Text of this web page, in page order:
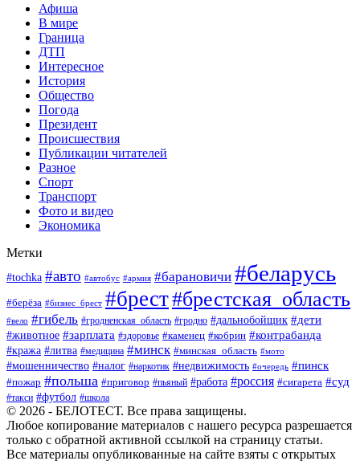
Афиша
В мире
Граница
ДТП
Интересное
История
Общество
Погода
Президент
Происшествия
Публикации читателей
Разное
Спорт
Транспорт
Фото и видео
Экономика
Метки
#tochka #авто #автобус #армия #барановичи #беларусь
#берёза #бизнес_брест #брест#брестская_область
#вело #гибель #гродненская_область #гродно #дальнобойщик #дети
#животное #зарплата #здоровье #каменец #кобрин #контрабанда
#кража #литва #медицина #минск #минская_область #мото
#мошенничество #налог #наркотик #недвижимость #очередь #пинск
#пожар #польша #приговор #пьяный #работа #россия #сигарета #суд
#такси #футбол #школа
© 2026 - БЕЛОТЕСТ. Все права защищены.
Любое копирование материалов с нашего ресурса разрешается
только с обратной активной ссылкой на страницу статьи.
Все материалы опубликованные на сайте взяты с открытых